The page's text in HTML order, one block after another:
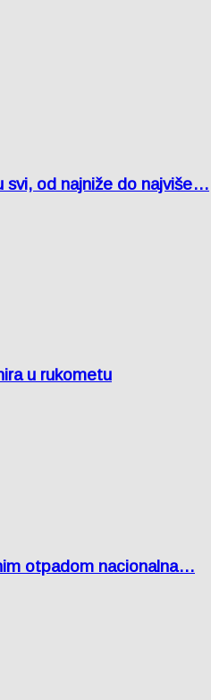
svi, od najniže do najviše…
u rukometu
otpadom nacionalna…